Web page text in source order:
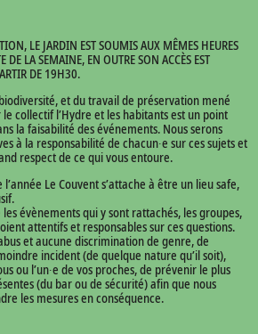
LE JARDIN EST SOUMIS AUX MÊMES HEURES
DE LA SEMAINE, EN OUTRE SON ACCÈS EST
DE 19H30.
et du travail de préservation mené
collectif l’Hydre et les habitants est un point
la faisabilité des événements. Nous serons
à la responsabilité de chacun∙e sur ces sujets et
respect de ce qui vous entoure.
Le Couvent s’attache à être un lieu safe,
les évènements qui y sont rattachés, les groupes,
attentifs et responsables sur ces questions.
et aucune discrimination de genre, de
incident (de quelque nature qu’il soit),
ou l’un∙e de vos proches, de prévenir le plus
(du bar ou de sécurité) afin que nous
les mesures en conséquence.